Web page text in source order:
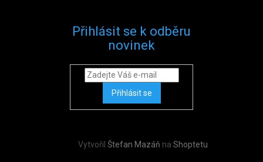
Přihlásit se k odběru
novinek
Přihlásit se
Vytvořil Štefan Mazáň na Shoptetu